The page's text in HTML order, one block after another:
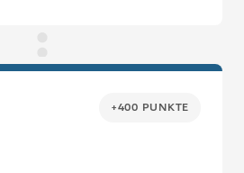
+400 PUNKTE